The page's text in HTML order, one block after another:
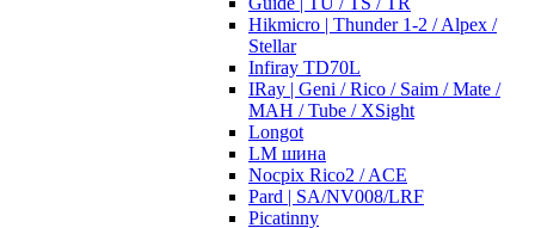
Hikmicro | Thunder 1-2 / Alpex /
Stellar
Infiray TD70L
IRay | Geni / Rico / Saim / Mate /
MAH / Tube / XSight
Longot
LM шина
Nocpix Rico2 / ACE
Pard | SA/NV008/LRF
Picatinny